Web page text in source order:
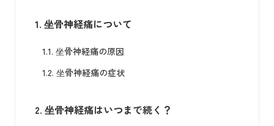
1. 坐骨神経痛について
1.1. 坐骨神経痛の原因
1.2. 坐骨神経痛の症状
2. 坐骨神経痛はいつまで続く？